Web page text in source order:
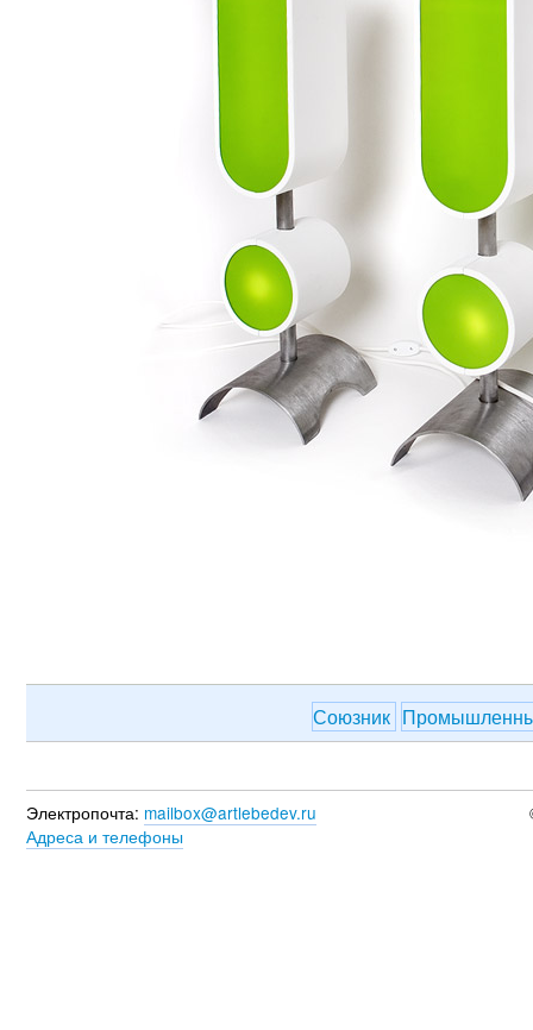
Союзник
Электропочта: mailbox@artlebedev.ru
Адреса и телефоны